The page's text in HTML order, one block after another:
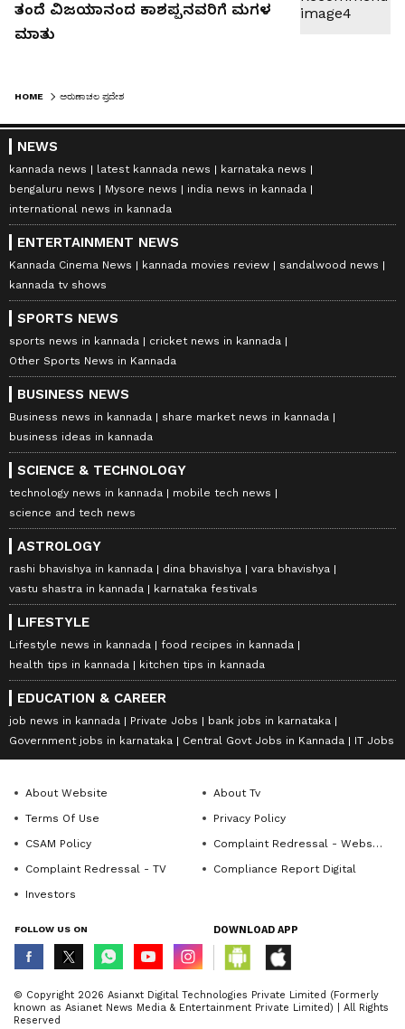
ತಂದೆ ವಿಜಯಾನಂದ ಕಾಶಪ್ಪನವರಿಗೆ ಮಗಳ
ಮಾತು
HOME ಅರುಣಾಚಲ ಪ್ರದೇಶ
NEWS
kannada news latest kannada news
karnataka news
bengaluru news
Mysore news
india news in kannada
international news in kannada
ENTERTAINMENT NEWS
Kannada Cinema News kannada movies review
sandalwood news
kannada tv shows
SPORTS NEWS
sports news in kannada
cricket news in kannada
Other Sports News in Kannada
BUSINESS NEWS
Business news in kannada
share market news in kannada
business ideas in kannada
SCIENCE & TECHNOLOGY
technology news in kannada
mobile tech news
science and tech news
ASTROLOGY
rashi bhavishya in kannada dina bhavishya
vara bhavishya
vastu shastra in kannada
karnataka festivals
LIFESTYLE
Lifestyle news in kannada
food recipes in kannada
health tips in kannada
kitchen tips in kannada
EDUCATION & CAREER
job news in kannada Private Jobs
bank jobs in karnataka
Government jobs in karnataka
Central Govt Jobs in Kannada IT Jobs
About Website
About Tv
Terms Of Use
Privacy Policy
CSAM Policy
Complaint Redressal - Website
Complaint Redressal - TV
Compliance Report Digital
Investors
FOLLOW US ON DOWNLOAD APP
© Copyright 2026 Asianxt Digital Technologies Private Limited (Formerly
known as Asianet News Media & Entertainment Private Limited) | All Rights
Reserved